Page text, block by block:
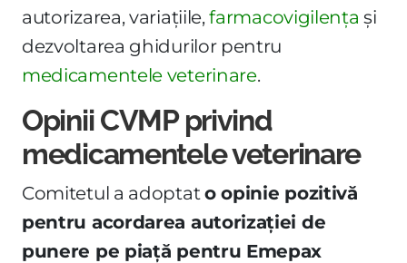
autorizarea, variațiile,farmacovigilența și
dezvoltarea ghidurilor pentru
medicamentele veterinare.
Opinii CVMP privind
medicamentele veterinare
Comitetul a adoptato opinie pozitivă
pentru acordarea autorizației de
punere pe piață pentru Emepax